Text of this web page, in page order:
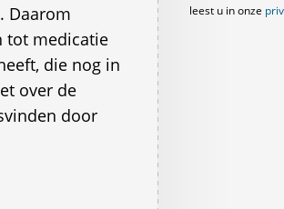
Daarom
tot medicatie
die nog in
over de
door
leest u in onze